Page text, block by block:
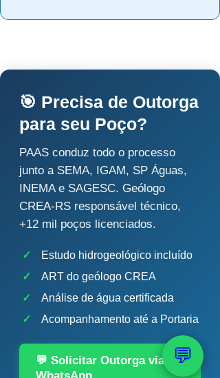
🎯 Precisa de Outorga
para seu Poço?
PAAS conduz todo o processo
junto a SEMA, IGAM, SP Águas,
INEMA e SAGESC. Geólogo
CREA-RS responsável técnico,
+12 mil poços licenciados.
✓
Estudo hidrogeológico incluído
✓
ART do geólogo CREA
✓
Análise de água certificada
✓
Acompanhamento até a Portaria
💬 Solicitar Outorga via
💬